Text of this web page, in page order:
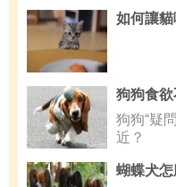
如何讓
狗狗食欲
狗狗“疑
近？
蝴蝶犬